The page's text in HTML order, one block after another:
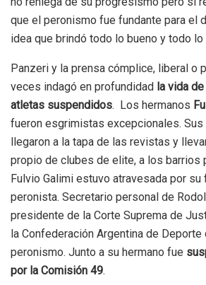
que el peronismo fue fundante para el
idea que brindó todo lo bueno y todo lo
Panzeri y la prensa cómplice, liberal o
veces indagó en profundidad la vida
atletas suspendidos. Los hermanos
fueron esgrimistas excepcionales.
llegaron a la tapa de las revistas y
propio de clubes de elite, a los barrios
Fulvio Galimi estuvo atravesada por
peronista. Secretario personal de
presidente de la Corte Suprema de
la Confederación Argentina de Deporte
peronismo. Junto a su hermano fue
por la Comisión 49.